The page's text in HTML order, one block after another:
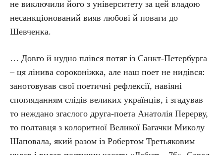
не виключили його з університету за цей владою
несанкціонований вияв любові й поваги до
Шевченка.
… Довго й нудно плівся потяг із Санкт-Петербурга
– ця лінива сороконіжка, але наш поет не нидівся:
занотовував свої поетичні рефлексії, навіяні
спогляданням слідів великих українців, і згадував
то неждано згаслого друга-поета Анатолія Перерву,
то полтавця з колоритної Великої Багачки Миколу
Шаповала, який разом із Робертом Третьяковим